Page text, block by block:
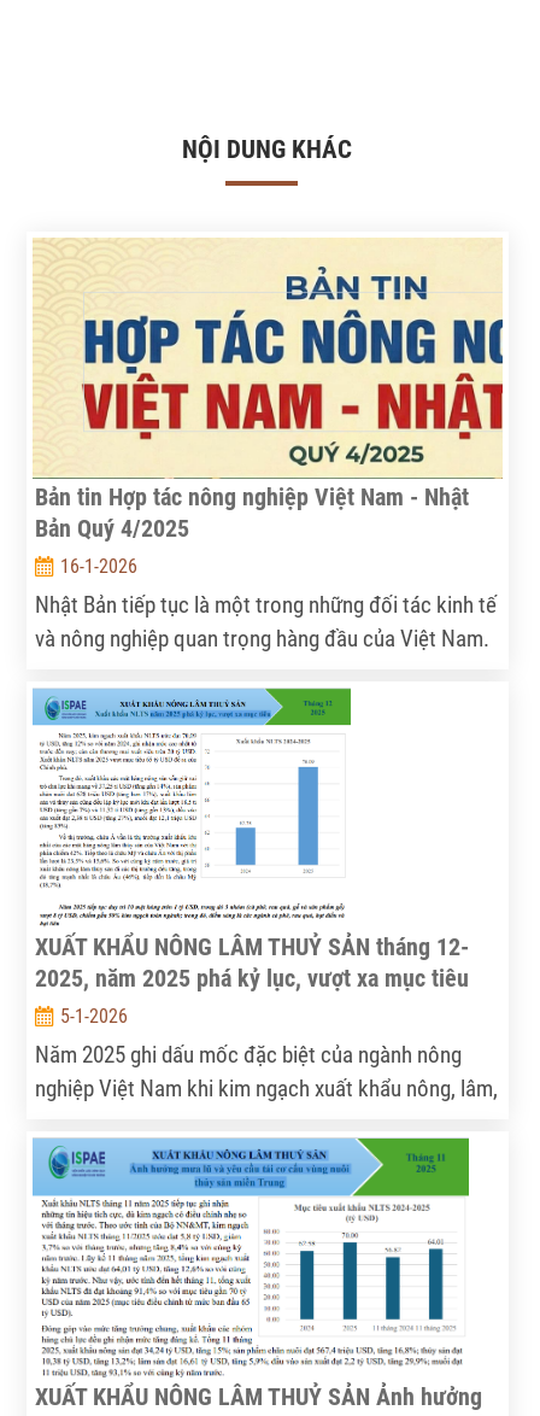
NỘI DUNG KHÁC
Bản tin Hợp tác nông nghiệp Việt Nam - Nhật
Bản Quý 4/2025
16-1-2026
Nhật Bản tiếp tục là một trong những đối tác kinh tế
và nông nghiệp quan trọng hàng đầu của Việt Nam.
(1973–2025), hợp tác Việt Nam – Nhật Bản không
ngừng được mở rộng và đi vào chiều sâu, đặc biệt
trong lĩnh vực nông nghiệp, đóng góp tích cực vào
phát triển bền vững, bảo đảm an ninh lương thực và
nâng cao thu nhập cho người dân hai nước.
XUẤT KHẨU NÔNG LÂM THUỶ SẢN tháng 12-
2025, năm 2025 phá kỷ lục, vượt xa mục tiêu
5-1-2026
Năm 2025 ghi dấu mốc đặc biệt của ngành nông
nghiệp Việt Nam khi kim ngạch xuất khẩu nông, lâm,
năm 2024 và vượt xa mục tiêu 65 tỷ USD do Chính
phủ đề ra. Đây là mức cao nhất từ trước đến nay,
đồng thời giúp cán cân thương mại toàn ngành xuất
siêu trên 20 tỷ USD, tiếp tục khẳng định vai trò trụ
cột của nông nghiệp trong nền kinh tế.
XUẤT KHẨU NÔNG LÂM THUỶ SẢN Ảnh hưởng